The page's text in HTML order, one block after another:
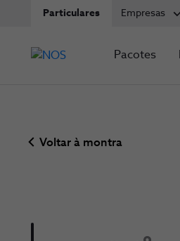
Particulares Empresas
Pacotes
Voltar à montra